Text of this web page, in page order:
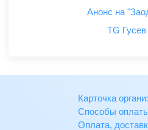
Анонс на
TG
Карточка
Способы
Оплата,